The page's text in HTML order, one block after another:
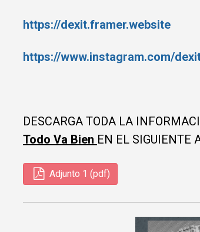
https://dexit.framer.website
https://www.instagram.com/
DESCARGA TODA LA
Todo Va Bien EN EL SIGUIENTE
Adjunto 1 (pdf)